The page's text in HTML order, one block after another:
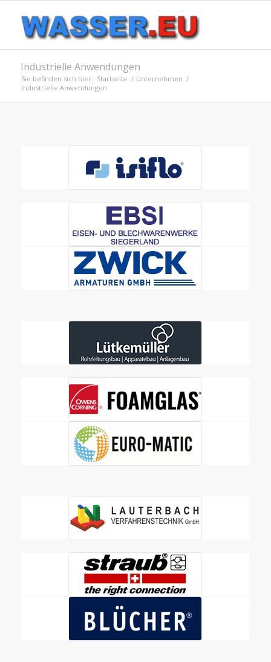
Industrielle Anwendungen
Sie befinden sich hier: Startseite / Unternehmen /
Industrielle Anwendungen